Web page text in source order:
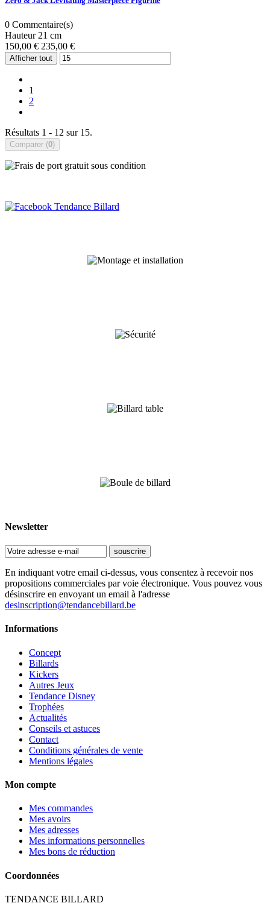
0 Commentaire(s)
Hauteur 21 cm
150,00 € 235,00 €
Afficher tout
1
2
Résultats 1 - 12 sur 15.
Comparer (0)
Newsletter
En indiquant votre email ci-dessus, vous consentez à recevoir nos
propositions commerciales par voie électronique. Vous pouvez vous
désinscrire en envoyant un email à l'adresse
desinscription@tendancebillard.be
Informations
Concept
Billards
Kickers
Autres Jeux
Tendance Disney
Trophées
Actualités
Conseils et astuces
Contact
Conditions générales de vente
Mentions légales
Mon compte
Mes commandes
Mes avoirs
Mes adresses
Mes informations personnelles
Mes bons de réduction
Coordonnées
TENDANCE BILLARD